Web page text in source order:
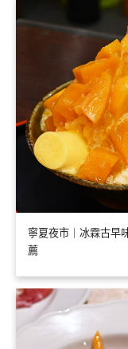
寧夏夜市｜冰霖古早
薦